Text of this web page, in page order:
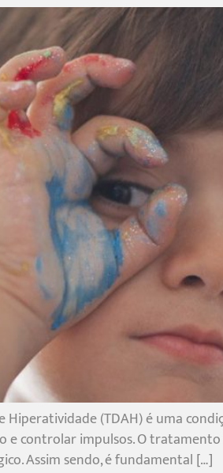
(TDAH) é uma
controlar impulsos. O
Assim sendo, é fundamental […]